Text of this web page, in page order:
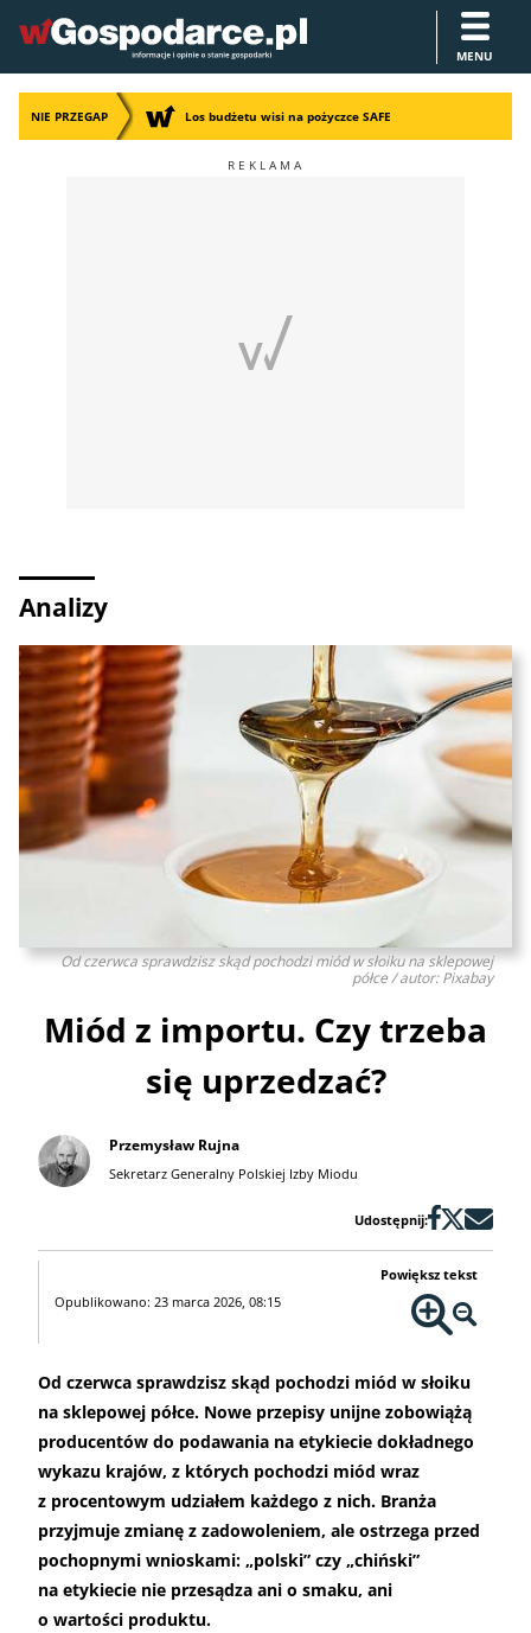
MENU
NIE PRZEGAP Los budżetu wisi na pożyczce SAFE
Analizy
Od czerwca sprawdzisz skąd pochodzi miód w słoiku na sklepowej
półce / autor: Pixabay
Miód z importu. Czy trzeba
się uprzedzać?
Przemysław Rujna
Sekretarz Generalny Polskiej Izby Miodu
Udostępnij:
Opublikowano: 23 marca 2026, 08:15
Powiększ tekst
Od czerwca sprawdzisz skąd pochodzi miód w słoiku
na sklepowej półce. Nowe przepisy unijne zobowiążą
producentów do podawania na etykiecie dokładnego
wykazu krajów, z których pochodzi miód wraz
z procentowym udziałem każdego z nich. Branża
przyjmuje zmianę z zadowoleniem, ale ostrzega przed
pochopnymi wnioskami: „polski” czy „chiński”
na etykiecie nie przesądza ani o smaku, ani
o wartości produktu.